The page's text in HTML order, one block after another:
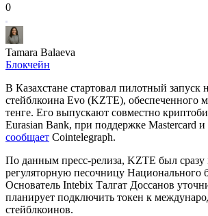
0
Tamara Balaeva
Блокчейн
В Казахстане стартовал пилотный запуск
стейблкоина Evo (KZTE), обеспеченного
тенге. Его выпускают совместно
Eurasian Bank, при поддержке Mastercard и
сообщает Cointelegraph.
По данным пресс-релиза, KZTE был сразу
регуляторную песочницу Национального
Основатель Intebix Талгат Доссанов
планирует подключить токен к
стейблкоинов.